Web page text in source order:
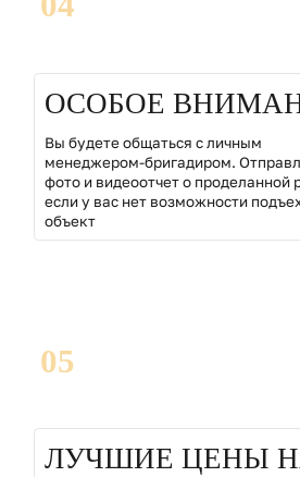
ОСОБОЕ
Вы будете общаться с личным
менеджером-бригадиром.
фото и видеоотчет о проделанной
если у вас нет возможности
объект
05
ЛУЧШИЕ ЦЕНЫ